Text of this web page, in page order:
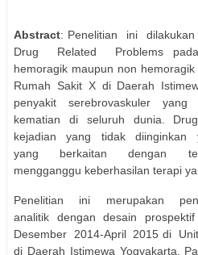
Abstract: Penelitian ini dilakukan
Drug
Related
Problems
hemoragik maupun non
Rumah Sakit X di Daerah
penyakit serebrovaskuler
kematian di seluruh dunia.
kejadian
yang tidak diinginkan
yang
berkaitan dengan
mengganggu keberhasilan terapi
Penelitian ini merupakan
analitik
dengan desain prospektif
Desember
2014-April 2015 di Unit
di Daerah Istimewa Yogyakarta.